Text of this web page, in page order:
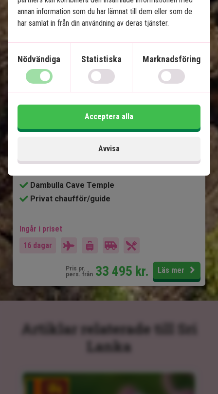
Magiska Sri Lanka och lyx på
Maldiverna
8 nätters rundresa på Sri Lanka med privat
chaufför/guide
5 nätterna på Maldiverna
Sigriya-området med Lejonklippan
Tågtur från Nuwara Eliya till Ella
Dambulla Cave Temple
Privat chaufför/guide
Ingår i priset
16 dagar
Pris pr.
pers. från 33 495 kr. Läs mer
Artiklar relaterade till Sri
Lanka
annan information som du har lämnat till dem eller som de
har samlat in från din användning av deras tjänster.
Nödvändiga Statistiska Marknadsföring
Avvisa
Acceptera alla